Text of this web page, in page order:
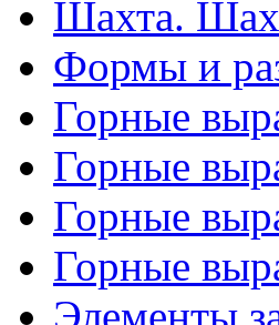
Шахта.
Формы и
Горные
Горные
Горные
Горные
Элементы